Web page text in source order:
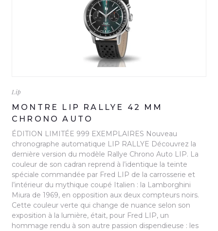
Lip
MONTRE LIP RALLYE 42 MM
CHRONO AUTO
ÉDITION LIMITÉE 999 EXEMPLAIRES Nouveau
chronographe automatique LIP RALLYE Découvrez la
dernière version du modèle Rallye Chrono Auto LIP. La
couleur de son cadran reprend à l’identique la teinte
spéciale commandée par Fred LIP de la carrosserie et
l’intérieur du mythique coupé Italien : la Lamborghini
Miura de 1969, en opposition aux deux compteurs noirs.
Cette couleur verte qui change de nuance selon son
exposition à la lumière, était, pour Fred LIP, un
hommage rendu à son autre passion dispendieuse : les